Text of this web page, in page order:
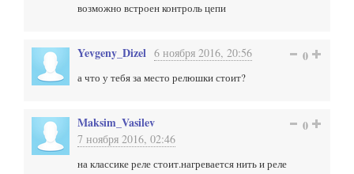
возможно встроен контроль цепи
Yevgeny_Dizel 6 ноября 2016, 20:56 0
а что у тебя за место релюшки стоит?
Maksim_Vasilev
7 ноября 2016, 02:46
0
на классике реле стоит.нагревается нить и реле